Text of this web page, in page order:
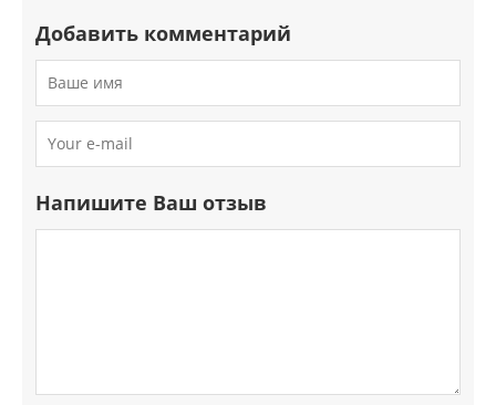
Добавить комментарий
Напишите Ваш отзыв